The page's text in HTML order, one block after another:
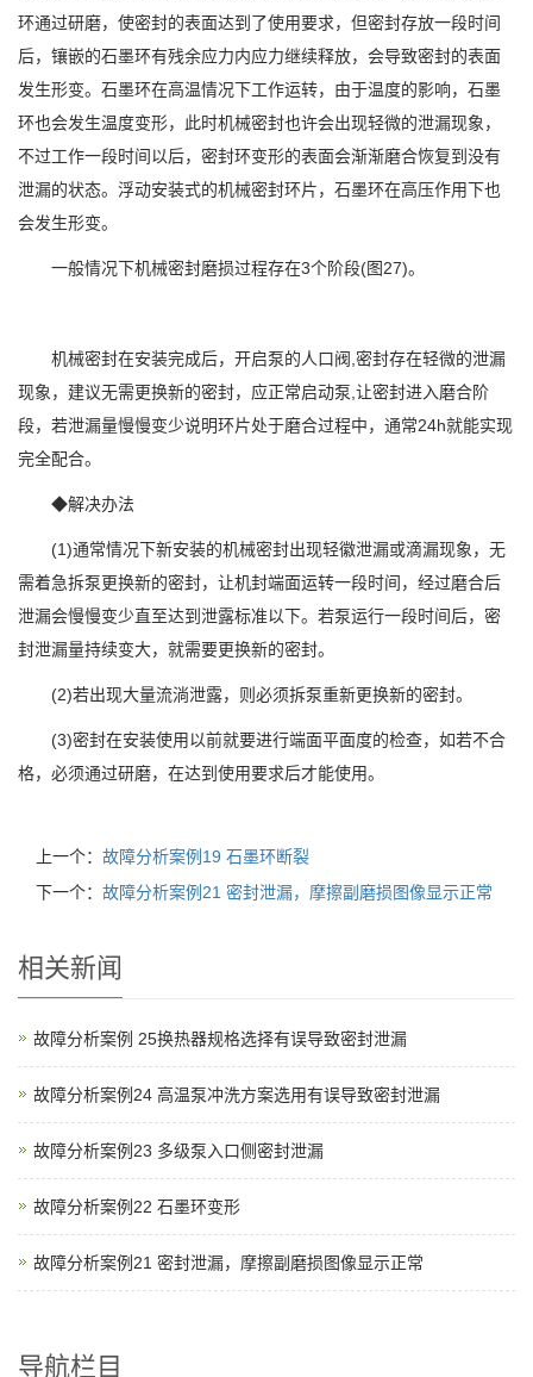
环通过研磨，使密封的表面达到了使用要求，但密封存放一段时间
后，镶嵌的石墨环有残余应力内应力继续释放，会导致密封的表面
发生形变。石墨环在高温情况下工作运转，由于温度的影响，石墨
环也会发生温度变形，此时机械密封也许会出现轻微的泄漏现象，
不过工作一段时间以后，密封环变形的表面会渐渐磨合恢复到没有
泄漏的状态。浮动安装式的机械密封环片，石墨环在高压作用下也
会发生形变。
一般情况下机械密封磨损过程存在3个阶段(图27)。
机械密封在安装完成后，开启泵的人口阀,密封存在轻微的泄漏
现象，建议无需更换新的密封，应正常启动泵,让密封进入磨合阶
段，若泄漏量慢慢变少说明环片处于磨合过程中，通常24h就能实现
完全配合。
◆解决办法
(1)通常情况下新安装的机械密封出现轻徽泄漏或滴漏现象，无
需着急拆泵更换新的密封，让机封端面运转一段时间，经过磨合后
泄漏会慢慢变少直至达到泄露标准以下。若泵运行一段时间后，密
封泄漏量持续变大，就需要更换新的密封。
(2)若出现大量流淌泄露，则必须拆泵重新更换新的密封。
(3)密封在安装使用以前就要进行端面平面度的检查，如若不合
格，必须通过研磨，在达到使用要求后才能使用。
上一个： 故障分析案例19 石墨环断裂
下一个： 故障分析案例21 密封泄漏，摩擦副磨损图像显示正常
相关新闻
故障分析案例 25换热器规格选择有误导致密封泄漏
故障分析案例24 高温泵冲洗方案选用有误导致密封泄漏
故障分析案例23 多级泵入口侧密封泄漏
故障分析案例22 石墨环变形
故障分析案例21 密封泄漏，摩擦副磨损图像显示正常
导航栏目